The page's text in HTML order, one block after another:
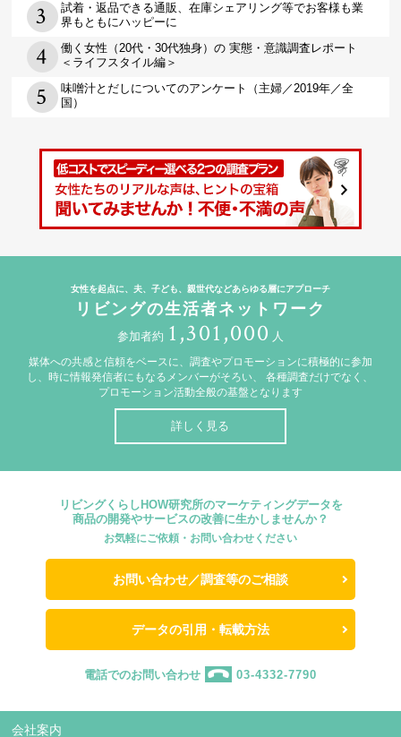
試着・返品できる通販、在庫シェアリング等でお客様も業
界もともにハッピーに
働く女性（20代・30代独身）の 実態・意識調査レポート
＜ライフスタイル編＞
味噌汁とだしについてのアンケート（主婦／2019年／全
国）
女性を起点に、夫、子ども、親世代などあらゆる層にアプローチ
リビングの生活者ネットワーク
参加者約 1,301,000 人
媒体への共感と信頼をベースに、調査やプロモーションに積極的に参加
し、時に情報発信者にもなるメンバーがそろい、
各種調査だけでなく、
プロモーション活動全般の基盤となります
詳しく見る
リビングくらしHOW研究所のマーケティングデータを
商品の開発やサービスの改善に生かしませんか？
お気軽にご依頼・お問い合わせください
お問い合わせ／調査等のご相談
データの引用・転載方法
電話でのお問い合わせ 03-4332-7790
会社案内